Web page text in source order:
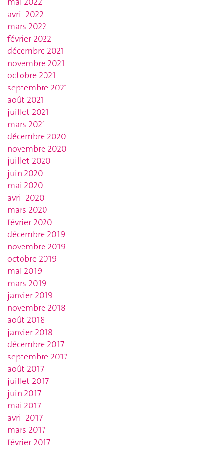
avril 2022
mars 2022
février 2022
décembre 2021
novembre 2021
octobre 2021
septembre 2021
août 2021
juillet 2021
mars 2021
décembre 2020
novembre 2020
juillet 2020
juin 2020
mai 2020
avril 2020
mars 2020
février 2020
décembre 2019
novembre 2019
octobre 2019
mai 2019
mars 2019
janvier 2019
novembre 2018
août 2018
janvier 2018
décembre 2017
septembre 2017
août 2017
juillet 2017
juin 2017
mai 2017
avril 2017
mars 2017
février 2017